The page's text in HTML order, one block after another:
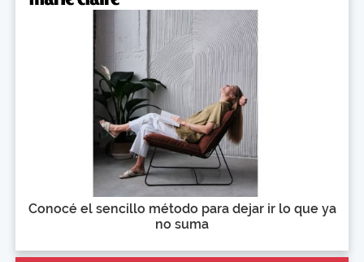
Conocé el sencillo método para dejar ir lo que ya
no suma